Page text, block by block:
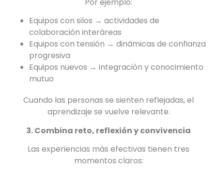
Equipos con silos → actividades de
colaboración interáreas
Equipos con tensión → dinámicas de confianza
progresiva
Equipos nuevos → integración y conocimiento
mutuo
Cuando las personas se sienten reflejadas, el
aprendizaje se vuelve relevante.
3. Combina reto, reflexión y convivencia
Las experiencias más efectivas tienen tres
momentos claros: